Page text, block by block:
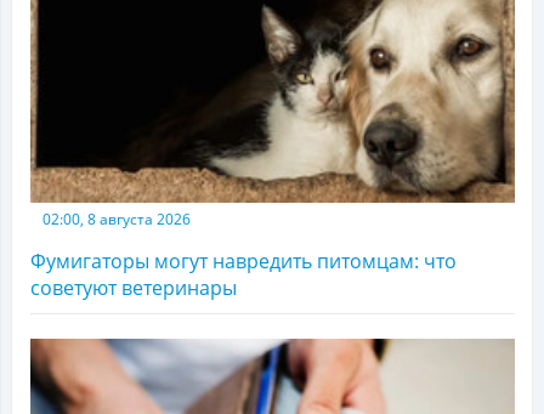
02:00, 8 августа 2026
Фумигаторы могут навредить питомцам: что
советуют ветеринары